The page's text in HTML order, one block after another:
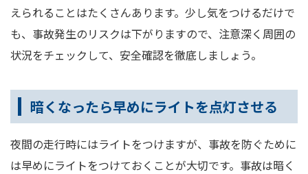
えられることはたくさんあります。少し気をつけるだけで
も、事故発生のリスクは下がりますので、注意深く周囲の
状況をチェックして、安全確認を徹底しましょう。
暗くなったら早めにライトを点灯させる
夜間の走行時にはライトをつけますが、事故を防ぐために
は早めにライトをつけておくことが大切です。事故は暗く